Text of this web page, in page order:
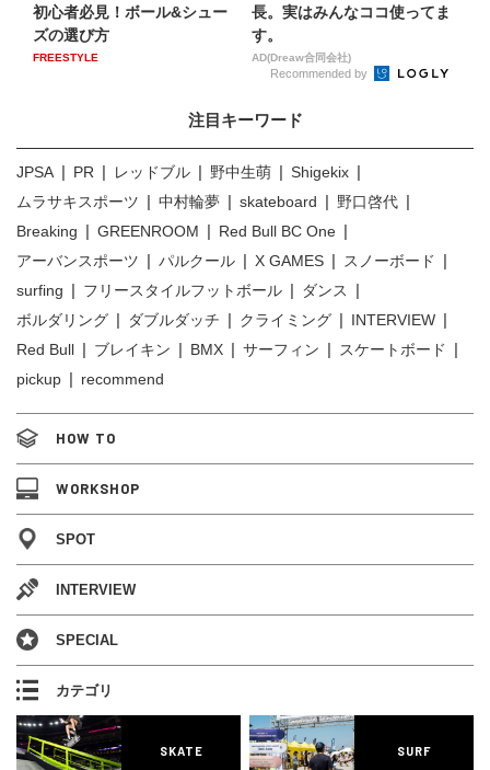
初心者必見！ボール&シュー
ズの選び方
FREESTYLE
長。実はみんなココ使ってま
す。
AD(Dreaw合同会社)
Recommended by
注目キーワード
JPSA PR レッドブル 野中生萌
Shigekix
ムラサキスポーツ
中村輪夢 skateboard
野口啓代
Breaking
GREENROOM
Red Bull BC One
アーバンスポーツ
パルクール X GAMES
スノーボード
surfing
フリースタイルフットボール
ダンス
ボルダリング
ダブルダッチ クライミング
INTERVIEW
Red Bull
ブレイキン BMX サーフィン
スケートボード
pickup
recommend
HOW TO
WORKSHOP
SPOT
INTERVIEW
SPECIAL
カテゴリ
SKATE SURF